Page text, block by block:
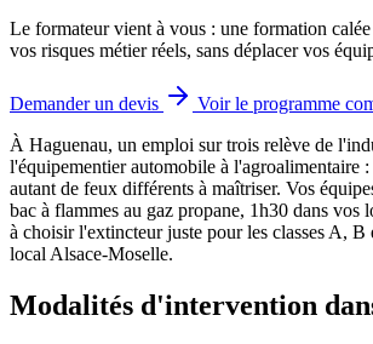
Le formateur vient à vous : une formation
vos risques métier réels, sans déplacer vos
Demander un devis
Voir le programme
À Haguenau, un emploi sur trois relève de
l'équipementier automobile à l'agroalimentaire :
autant de feux différents à maîtriser. Vos
bac à flammes au gaz propane, 1h30 dans vos
à choisir l'extincteur juste pour les classes A, B
local Alsace-Moselle.
Modalités d'intervention